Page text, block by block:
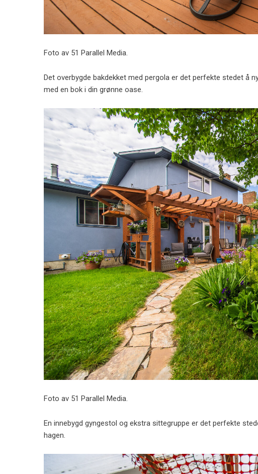
Foto av 51 Parallel Media.
Det overbygde bakdekket med pergola er det perfekte stedet å
med en bok i din grønne oase.
Foto av 51 Parallel Media.
En innebygd gyngestol og ekstra sittegruppe er det perfekte
hagen.